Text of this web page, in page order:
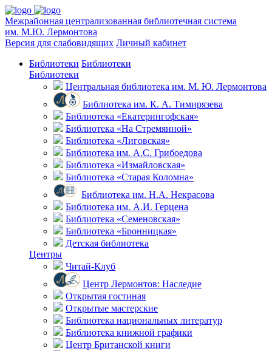
Межрайонная централизованная библиотечная система
им. М.Ю. Лермонтова
Версия для слабовидящих Личный кабинет
Библиотеки Библиотеки
Библиотеки
Центральная библиотека им. М. Ю. Лермонтова
Библиотека им. К. А. Тимирязева
Библиотека «Екатерингофская»
Библиотека «На Стремянной»
Библиотека «Лиговская»
Библиотека им. А.С. Грибоедова
Библиотека «Измайловская»
Библиотека «Старая Коломна»
Библиотека им. Н.А. Некрасова
Библиотека им. А.И. Герцена
Библиотека «Семеновская»
Библиотека «Бронницкая»
Детская библиотека
Центры
Читай-Клуб
Центр Лермонтов: Наследие
Открытая гостиная
Открытые мастерские
Библиотека национальных литератур
Библиотека книжной графики
Центр Британской книги